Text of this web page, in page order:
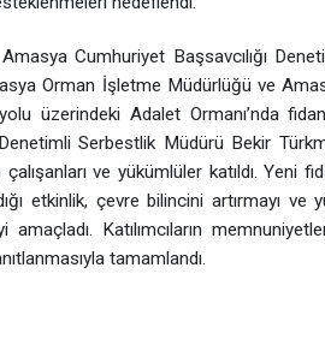
Cumhuriyet Başsavcılığı
Orman İşletme Müdürlüğü ve
üzerindeki Adalet Ormanı’nda
Serbestlik Müdürü Bekir
ve yükümlüler katıldı. Yeni
etkinlik, çevre bilincini artırmayı
amaçladı. Katılımcıların
tamamlandı.